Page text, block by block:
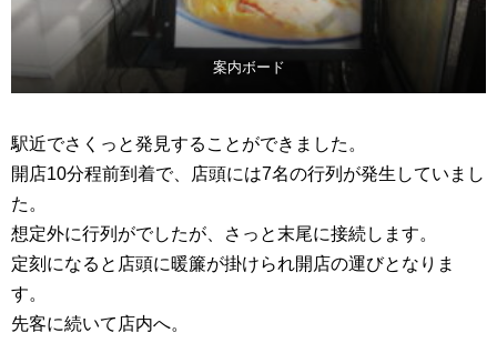
案内ボード
駅近でさくっと発見することができました。
開店10分程前到着で、店頭には7名の行列が発生していまし
た。
想定外に行列がでしたが、さっと末尾に接続します。
定刻になると店頭に暖簾が掛けられ開店の運びとなりま
す。
先客に続いて店内へ。